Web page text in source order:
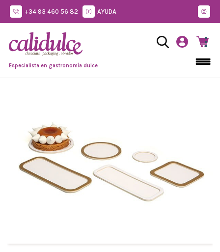
+34 93 460 56 82 AYUDA
Especialista en gastronomía dulce